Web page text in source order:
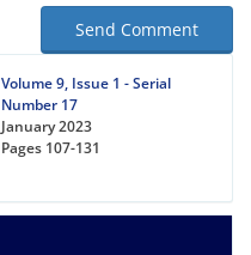
Send Comment
Volume 9, Issue 1 - Serial
Number 17
January 2023
Pages 107-131